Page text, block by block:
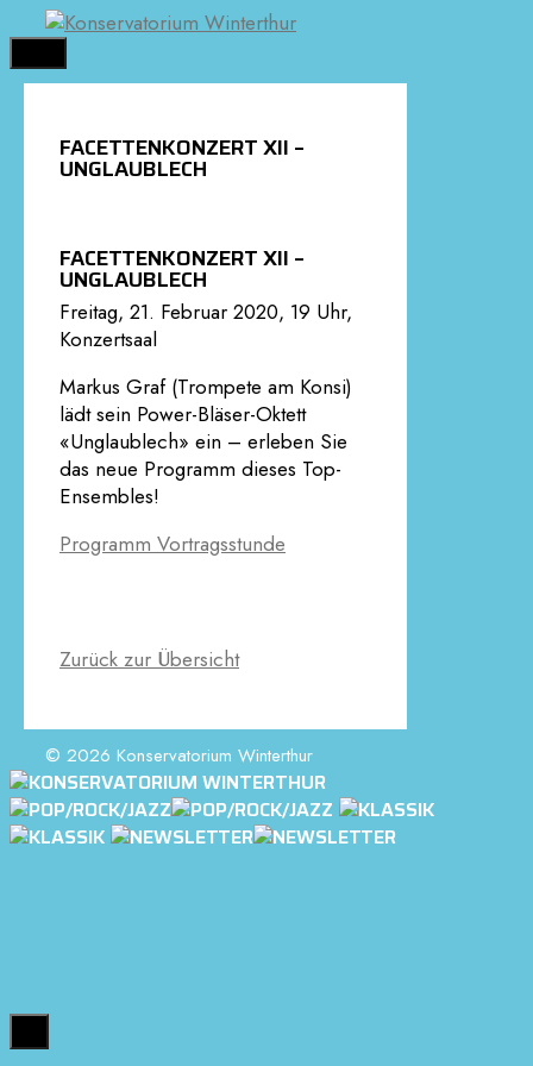
Springe
zum
Inhalt
FACETTENKONZERT XII –
UNGLAUBLECH
FACETTENKONZERT XII –
UNGLAUBLECH
Freitag, 21. Februar 2020, 19 Uhr,
Konzertsaal
Markus Graf (Trompete am Konsi)
lädt sein Power-Bläser-Oktett
«Unglaublech» ein – erleben Sie
das neue Programm dieses Top-
Ensembles!
Programm Vortragsstunde
Zurück zur Übersicht
© 2026 Konservatorium Winterthur
Close